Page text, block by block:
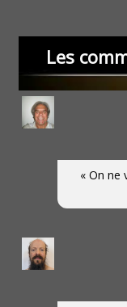
Les
« On ne